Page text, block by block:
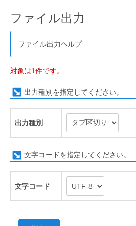
ファイル出力
ファイル出力ヘルプ
対象は1件です。
出力種別を指定してください。
出力種別
文字コードを指定してください。
文字コード